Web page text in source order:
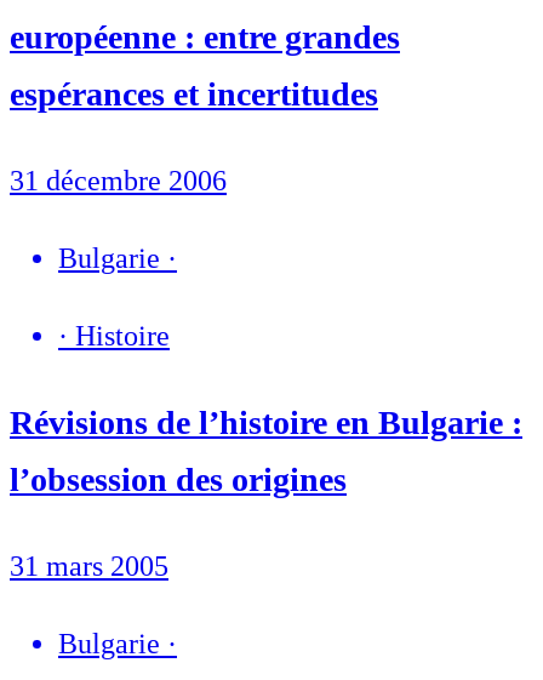
européenne : entre grandes
espérances et incertitudes
31 décembre 2006
Bulgarie ·
· Histoire
Révisions de l’histoire en Bulgarie :
l’obsession des origines
31 mars 2005
Bulgarie ·